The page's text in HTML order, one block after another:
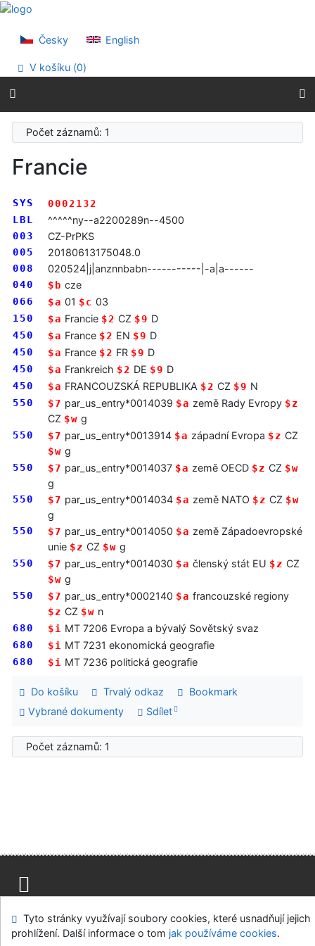
Přejít na obsah
Prohlášení o webové přístupnosti
Česky English
V košíku (0)
Počet záznamů: 1
Francie
SYS
0002132
LBL
^^^^^ny--a2200289n--4500
003 CZ-PrPKS
005 20180613175048.0
008 020524|j|anznnbabn-----------|-a|a------
040 $b cze
066 $a 01 $c 03
150 $a Francie $2 CZ $9 D
450 $a France $2 EN $9 D
450 $a France $2 FR $9 D
450 $a Frankreich $2 DE $9 D
450 $a FRANCOUZSKÁ REPUBLIKA $2 CZ $9 N
550 $7 par_us_entry*0014039 $a země Rady Evropy $z
CZ $w g
550 $7 par_us_entry*0013914 $a západní Evropa $z CZ
$w g
550 $7 par_us_entry*0014037 $a země OECD $z CZ $w
g
550 $7 par_us_entry*0014034 $a země NATO $z CZ $w
g
550 $7 par_us_entry*0014050 $a země Západoevropské
unie $z CZ $w g
550 $7 par_us_entry*0014030 $a členský stát EU $z CZ
$w g
550 $7 par_us_entry*0002140 $a francouzské regiony
$z CZ $w n
680 $i MT 7206 Evropa a bývalý Sovětský svaz
680 $i MT 7231 ekonomická geografie
680 $i MT 7236 politická geografie
Do košíku Trvalý odkaz
Bookmark
Vybrané dokumenty
Sdílet
Počet záznamů: 1
Modul OpenSearch
Napište nám Nastavení cookies
Tyto stránky využívají soubory cookies, které usnadňují jejich
prohlížení. Další informace o tom jak používáme cookies.